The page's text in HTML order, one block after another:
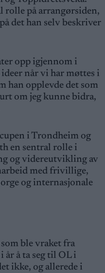
rolle på arrangørsiden,
det han selv beskriver
opp igjennom i
når vi har møttes i
han opplevde det som
om jeg kunne bidra,
i Trondheim og
en sentral rolle i
og videreutvikling av
med frivillige,
og internasjonale
ble vraket fra
år å ta seg til OL i
ikke, og allerede i